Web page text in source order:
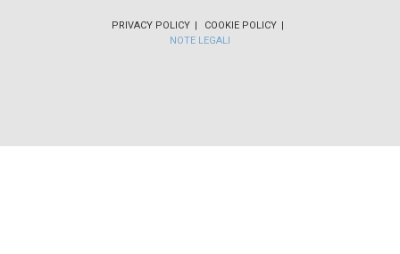
PRIVACY POLICY
COOKIE POLICY
NOTE LEGALI